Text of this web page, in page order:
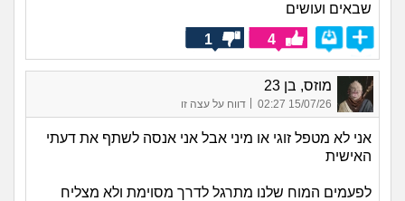
שבאים ועושים
4
1
מוזס, בן 23
15/07/26 02:27
| דווח על עצה זו
אני לא מטפל זוגי או מיני אבל אני אנסה לשתף את דעתי
האישית
לפעמים המוח שלנו מתרגל לדרך מסוימת ולא מצליח